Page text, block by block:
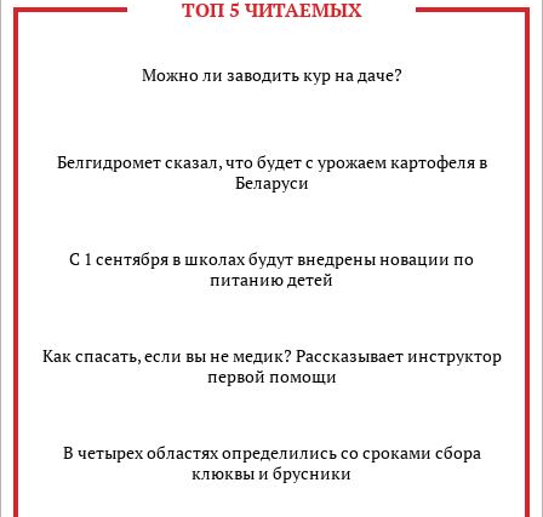
ТОП 5 ЧИТАЕМЫХ
Можно ли заводить кур на даче?
Белгидромет сказал, что будет с урожаем картофеля в
Беларуси
С 1 сентября в школах будут внедрены новации по
питанию детей
Как спасать, если вы не медик? Рассказывает инструктор
первой помощи
В четырех областях определились со сроками сбора
клюквы и брусники